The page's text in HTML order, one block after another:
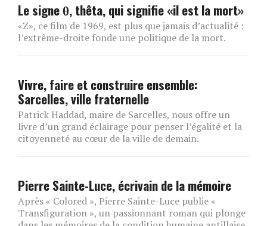
Le signe θ, thêta, qui signifie «il est la mort»
«Z», ce film de 1969, est plus que jamais d’actualité :
l’extrême-droite fonde une politique de la mort.
Vivre, faire et construire ensemble:
Sarcelles, ville fraternelle
Patrick Haddad, maire de Sarcelles, nous offre un
livre d’un grand éclairage pour penser l’égalité et la
citoyenneté au cœur de la ville de demain.
Pierre Sainte-Luce, écrivain de la mémoire
Après « Colored », Pierre Sainte-Luce publie «
Transfiguration », un passionnant roman qui plonge